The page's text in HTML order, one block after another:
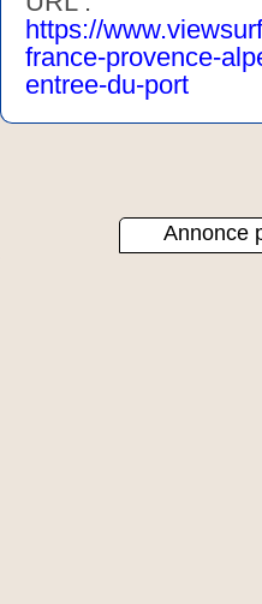
https://
france-provence-
entree-du-port
Annonce